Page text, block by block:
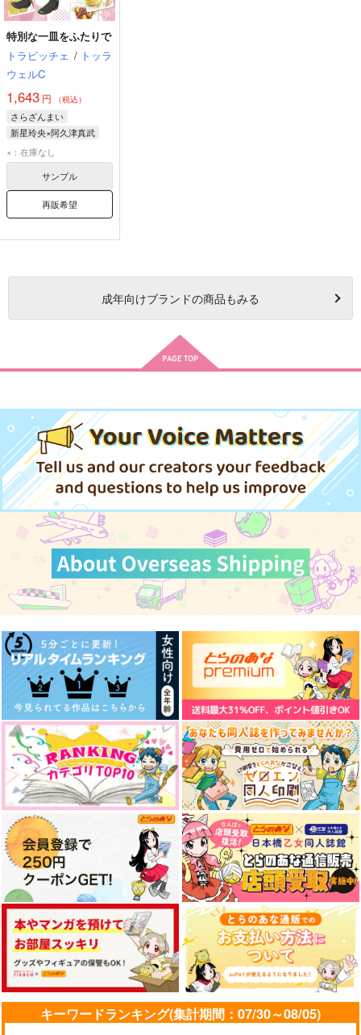
特別な一皿をふたりで
トラピッチェ / トッラ
ウェルC
1,643 円 （税込）
さらざんまい
新星玲央×阿久津真武
新星玲央
×：在庫なし
サンプル
再販希望
成年向けブランドの商品もみる
キーワードランキング(集計期間：07/30～08/05)